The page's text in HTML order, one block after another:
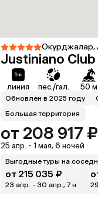
Окурджалар,
Justiniano
линия пес./гал. 50 м
Обновлен в 2025 году
Большая территория
от 208 917 ₽
25 апр. - 1 мая, 6 ночей
Выгодные туры на
от 215 035 ₽
23 апр. - 30 апр., 7 н.